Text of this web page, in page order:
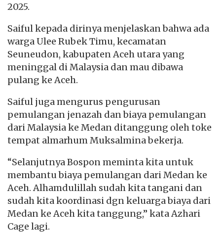
2025.
Saiful kepada dirinya menjelaskan bahwa ada
warga Ulee Rubek Timu, kecamatan
Seuneudon, kabupaten Aceh utara yang
meninggal di Malaysia dan mau dibawa
pulang ke Aceh.
Saiful juga mengurus pengurusan
pemulangan jenazah dan biaya pemulangan
dari Malaysia ke Medan ditanggung oleh toke
tempat almarhum Muksalmina bekerja.
“Selanjutnya Bospon meminta kita untuk
membantu biaya pemulangan dari Medan ke
Aceh. Alhamdulillah sudah kita tangani dan
sudah kita koordinasi dgn keluarga biaya dari
Medan ke Aceh kita tanggung,” kata Azhari
Cage lagi.